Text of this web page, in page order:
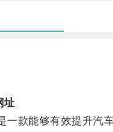
址
款能够有效提升汽